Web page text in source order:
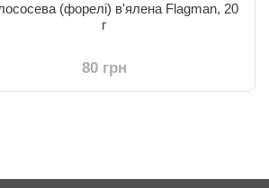
(форелі) в'ялена Flagman, 20
г
80 грн